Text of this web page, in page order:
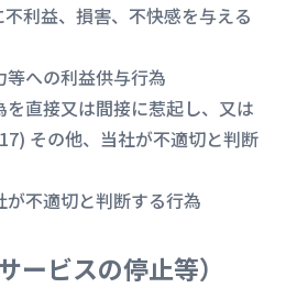
利益、損害、不快感を与える
への利益供与行為
直接又は間接に惹起し、又は
その他、当社が不適切と判断
不適切と判断する行為
ービスの停止等）